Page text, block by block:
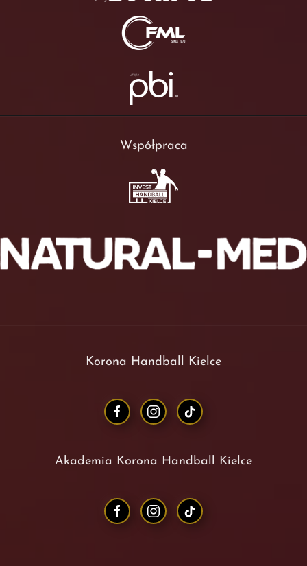
Współpraca
Korona Handball Kielce
Akademia Korona Handball Kielce